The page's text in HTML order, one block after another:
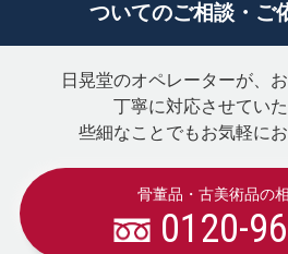
ついてのご相談・ご
日晃堂のオペレーターが、
丁寧に対応させていた
些細なことでもお気軽にお
骨董品・古美術品の
0120-